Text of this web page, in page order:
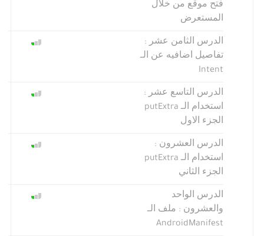
فتح موقع من خلال
المستعرض
الدرس الثامن عشر :
تفاصيل اضافيه عن الـ
Intent
الدرس التاسع عشر :
استخدام الـ putExtra
الجزء الاول
الدرس العشرون :
استخدام الـ putExtra
الجزء الثاني
الدرس الواحد
والعشرون : ملف الـ
AndroidManifest